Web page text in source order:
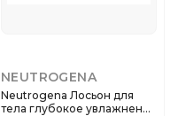
NEUTROGENA
Neutrogena Лосьон для
тела глубокое увлажнение